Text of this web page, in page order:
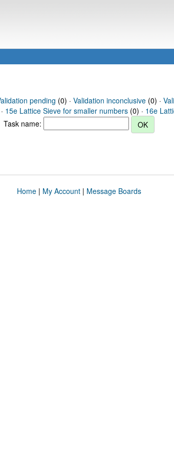
pending (0) · Validation inconclusive(0) ·
15e Lattice Sieve for smaller numbers (0) · 16e
Task name:
Home| My Account| Message Boards